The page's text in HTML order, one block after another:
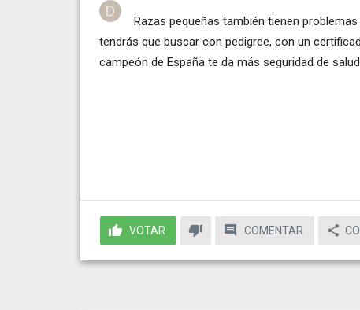
Razas pequeñas también tienen
tendrás que buscar con pedigree, con un
campeón de España te da más seguridad de
VOTAR COMENTAR